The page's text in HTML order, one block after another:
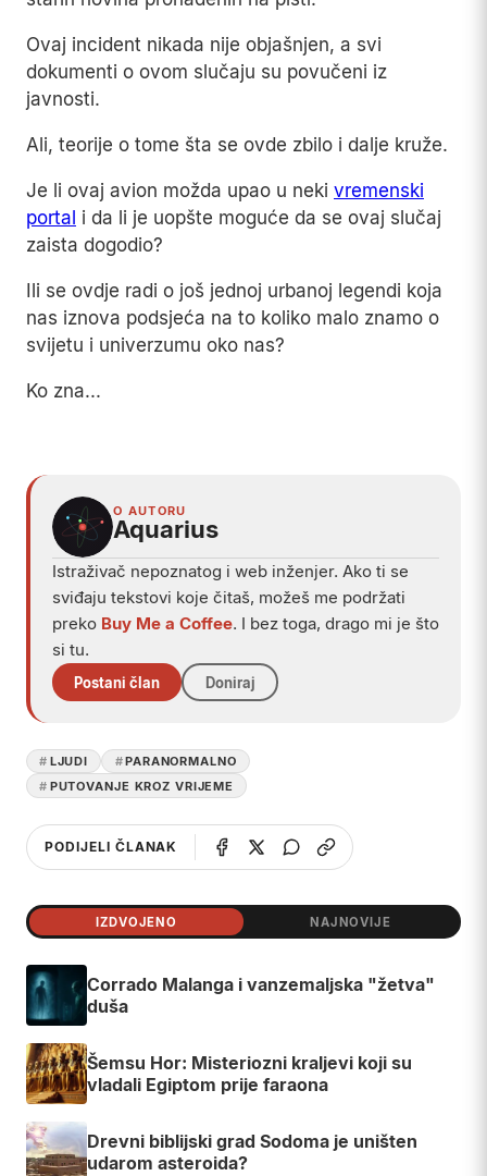
Ovaj incident nikada nije objašnjen, a svi
dokumenti o ovom slučaju su povučeni iz
javnosti.
Ali, teorije o tome šta se ovde zbilo i dalje kruže.
Je li ovaj avion možda upao u neki vremenski
portal i da li je uopšte moguće da se ovaj slučaj
zaista dogodio?
Ili se ovdje radi o još jednoj urbanoj legendi koja
nas iznova podsjeća na to koliko malo znamo o
svijetu i univerzumu oko nas?
Ko zna...
O AUTORU
Aquarius
Istraživač nepoznatog i web inženjer. Ako ti se
sviđaju tekstovi koje čitaš, možeš me podržati
preko Buy Me a Coffee. I bez toga, drago mi je što
si tu.
Postani član Doniraj
LJUDI
PARANORMALNO
PUTOVANJE KROZ VRIJEME
PODIJELI ČLANAK
IZDVOJENO NAJNOVIJE
Corrado Malanga i vanzemaljska "žetva"
duša
Šemsu Hor: Misteriozni kraljevi koji su
vladali Egiptom prije faraona
Drevni biblijski grad Sodoma je uništen
udarom asteroida?